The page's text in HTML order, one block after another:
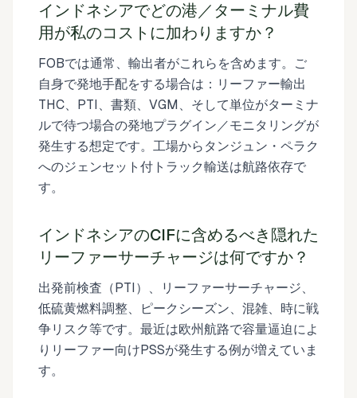
インドネシアでどの港／ターミナル費
用が私のコストに加わりますか？
FOBでは通常、輸出者がこれらを含めます。ご
自身で発地手配をする場合は：リーファー輸出
THC、PTI、書類、VGM、そして単位がターミナ
ルで待つ場合の発地プラグイン／モニタリングが
発生する想定です。工場からタンジュン・ペラク
へのジェンセット付トラック輸送は航路依存で
す。
インドネシアのCIFに含めるべき隠れた
リーファーサーチャージは何ですか？
出発前検査（PTI）、リーファーサーチャージ、
低硫黄燃料調整、ピークシーズン、混雑、時に戦
争リスク等です。最近は欧州航路で容量逼迫によ
りリーファー向けPSSが発生する例が増えていま
す。